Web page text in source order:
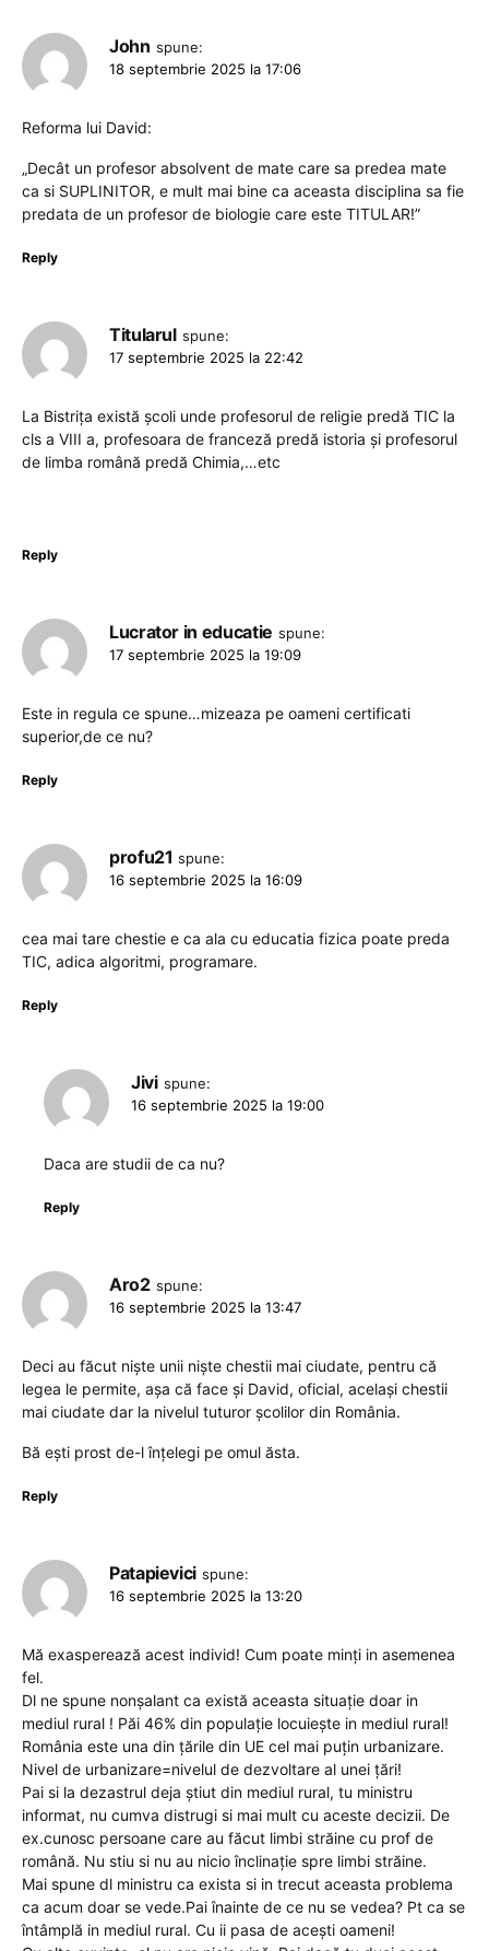
John spune:
18 septembrie 2025 la 17:06
Reforma lui David:
„Decât un profesor absolvent de mate care sa predea mate
ca si SUPLINITOR, e mult mai bine ca aceasta disciplina sa fie
predata de un profesor de biologie care este TITULAR!”
Reply
Titularul spune:
17 septembrie 2025 la 22:42
La Bistrița există școli unde profesorul de religie predă TIC la
cls a VIII a, profesoara de franceză predă istoria și profesorul
de limba română predă Chimia,…etc
Reply
Lucrator in educatie spune:
17 septembrie 2025 la 19:09
Este in regula ce spune…mizeaza pe oameni certificati
superior,de ce nu?
Reply
profu21 spune:
16 septembrie 2025 la 16:09
cea mai tare chestie e ca ala cu educatia fizica poate preda
TIC, adica algoritmi, programare.
Reply
Jivi spune:
16 septembrie 2025 la 19:00
Daca are studii de ca nu?
Reply
Aro2 spune:
16 septembrie 2025 la 13:47
Deci au făcut niște unii niște chestii mai ciudate, pentru că
legea le permite, așa că face și David, oficial, același chestii
mai ciudate dar la nivelul tuturor școlilor din România.
Bă ești prost de-l înțelegi pe omul ăsta.
Reply
Patapievici spune:
16 septembrie 2025 la 13:20
Mă exasperează acest individ! Cum poate minți in asemenea
fel.
Dl ne spune nonșalant ca există aceasta situație doar in
mediul rural ! Păi 46% din populație locuiește in mediul rural!
România este una din țările din UE cel mai puțin urbanizare.
Nivel de urbanizare=nivelul de dezvoltare al unei țări!
Pai si la dezastrul deja știut din mediul rural, tu ministru
informat, nu cumva distrugi si mai mult cu aceste decizii. De
ex.cunosc persoane care au făcut limbi străine cu prof de
română. Nu stiu si nu au nicio înclinație spre limbi străine.
Mai spune dl ministru ca exista si in trecut aceasta problema
ca acum doar se vede.Pai înainte de ce nu se vedea? Pt ca se
întâmplă in mediul rural. Cu ii pasa de acești oameni!